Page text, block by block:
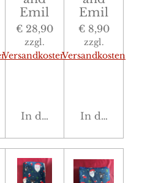
Emil
€ 28,90
zzgl.
Versandkosten
In den Warenkorb
Emil
€ 8,90
zzgl.
Versandkosten
In den